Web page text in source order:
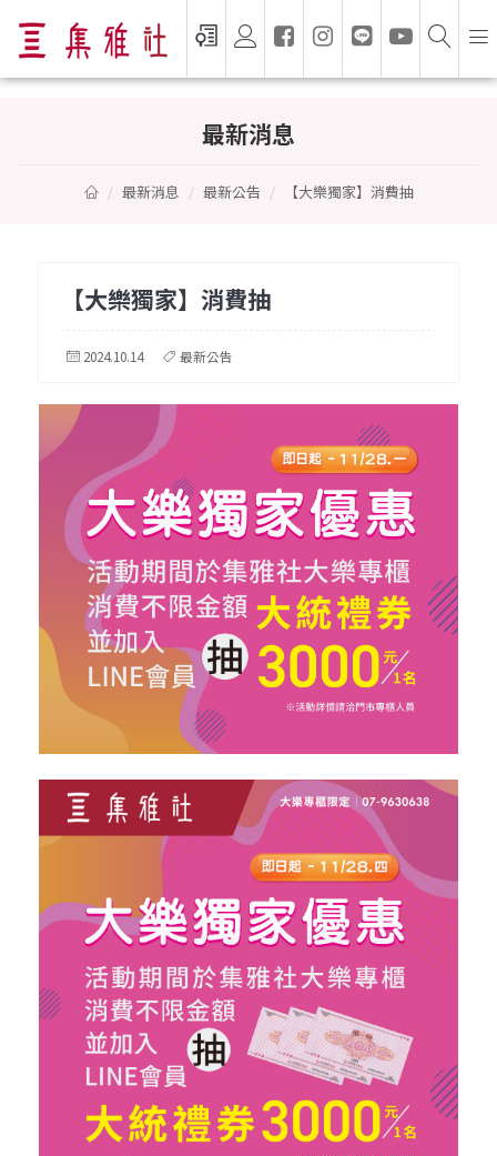
最新消息
最新消息 最新公告 【大樂獨家】消費抽
【大樂獨家】消費抽
2024.10.14 最新公告